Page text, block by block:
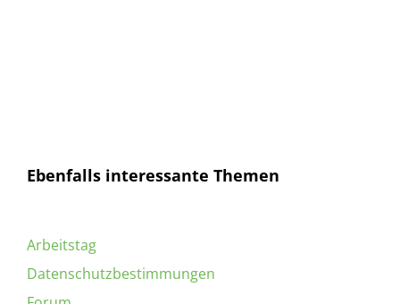
Ebenfalls interessante Themen
Arbeitstag
Datenschutzbestimmungen